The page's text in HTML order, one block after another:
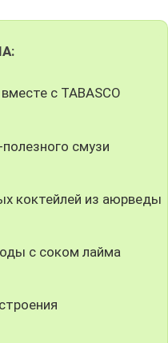
с TABASCO
смузи
коктейлей из аюрведы
с соком лайма